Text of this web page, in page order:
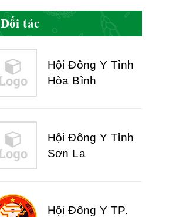
Đối tác
Yên Bái
Hội Đông Y Tỉnh
Hòa Bình
Hội Đông Y Tỉnh
Sơn La
Hội Đông Y TP.